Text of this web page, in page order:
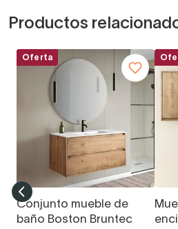
Productos
Oferta
Conjunto mueble de
baño Boston Bruntec